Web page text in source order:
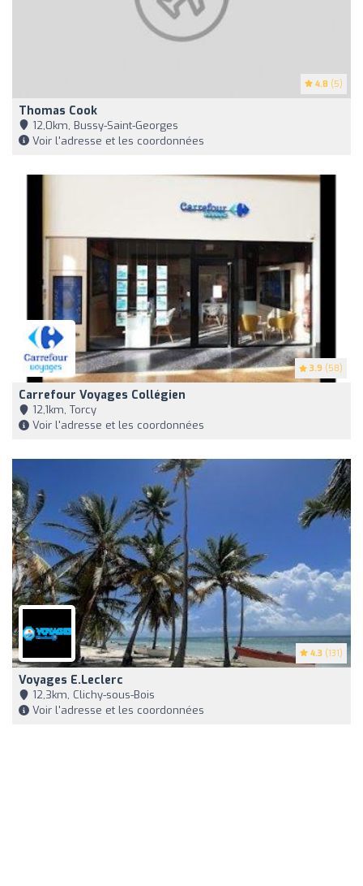
4.8 (5)
Thomas Cook
12,0km, Bussy-Saint-Georges
Voir l'adresse et les coordonnées
3.9 (58)
Carrefour Voyages Collégien
12,1km, Torcy
Voir l'adresse et les coordonnées
4.3 (131)
Voyages E.Leclerc
12,3km, Clichy-sous-Bois
Voir l'adresse et les coordonnées